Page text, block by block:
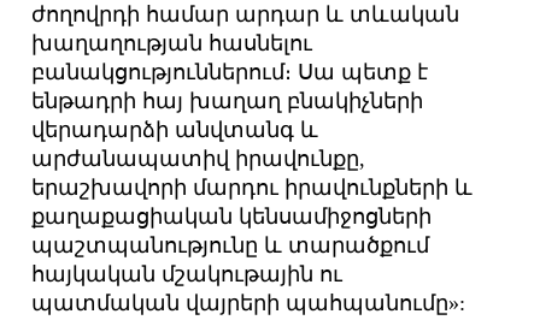
ժողովրդի համար արդար և տևական
խաղաղության հասնելու
բանակցություններում։ Սա պետք է
ենթադրի հայ խաղաղ բնակիչների
վերադարձի անվտանգ և
արժանապատիվ իրավունքը,
երաշխավորի մարդու իրավունքների և
քաղաքացիական կենսամիջոցների
պաշտպանությունը և տարածքում
հայկական մշակութային ու
պատմական վայրերի պահպանումը»: